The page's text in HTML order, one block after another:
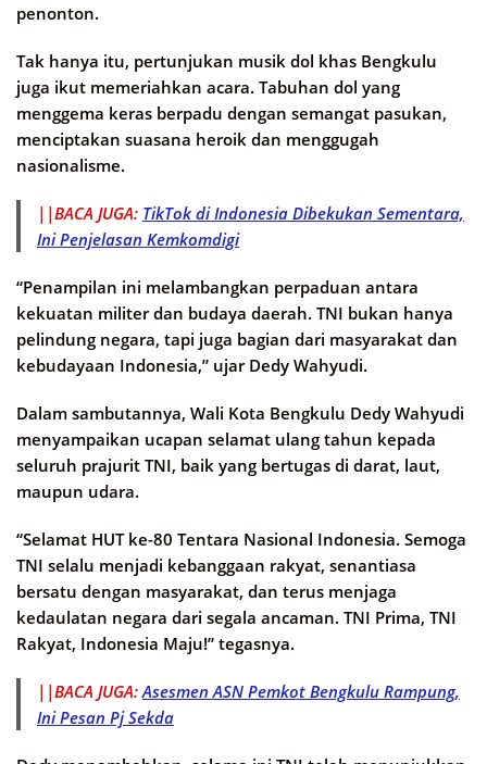
penonton.
Tak hanya itu, pertunjukan musik dol khas Bengkulu
juga ikut memeriahkan acara. Tabuhan dol yang
menggema keras berpadu dengan semangat pasukan,
menciptakan suasana heroik dan menggugah
nasionalisme.
||BACA JUGA: TikTok di Indonesia Dibekukan Sementara,
Ini Penjelasan Kemkomdigi
“Penampilan ini melambangkan perpaduan antara
kekuatan militer dan budaya daerah. TNI bukan hanya
pelindung negara, tapi juga bagian dari masyarakat dan
kebudayaan Indonesia,” ujar Dedy Wahyudi.
Dalam sambutannya, Wali Kota Bengkulu Dedy Wahyudi
menyampaikan ucapan selamat ulang tahun kepada
seluruh prajurit TNI, baik yang bertugas di darat, laut,
maupun udara.
“Selamat HUT ke-80 Tentara Nasional Indonesia. Semoga
TNI selalu menjadi kebanggaan rakyat, senantiasa
bersatu dengan masyarakat, dan terus menjaga
kedaulatan negara dari segala ancaman. TNI Prima, TNI
Rakyat, Indonesia Maju!” tegasnya.
||BACA JUGA:Asesmen ASN Pemkot Bengkulu Rampung,
Ini Pesan Pj Sekda